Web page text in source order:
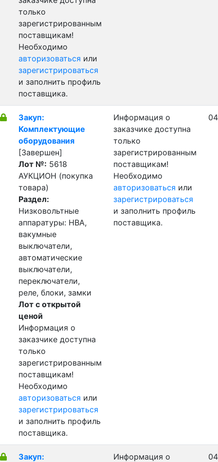
только
зарегистрированным
поставщикам!
Необходимо
авторизоваться или
зарегистрироваться
и заполнить профиль
поставщика.
Закуп:
Комплектующие
оборудования
[Завершен]
Лот №: 5618
АУКЦИОН (покупка
товара)
Раздел:
Низковольтные
аппаратуры: НВА,
вакумные
выключатели,
автоматические
выключатели,
переключатели,
реле, блоки, замки
Лот с открытой
ценой
Информация о
заказчике доступна
только
зарегистрированным
поставщикам!
Необходимо
авторизоваться или
зарегистрироваться
и заполнить профиль
поставщика.
Информация о
заказчике доступна
только
зарегистрированным
поставщикам!
Необходимо
авторизоваться или
зарегистрироваться
и заполнить профиль
поставщика.
Закуп:
Информация о